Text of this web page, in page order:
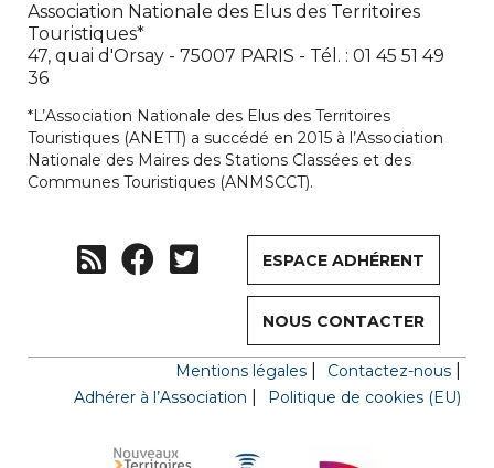
Association Nationale des Elus des Territoires
Touristiques*
47, quai d'Orsay - 75007 PARIS - Tél. : 01 45 51 49
36
*L’Association Nationale des Elus des Territoires
Touristiques (ANETT) a succédé en 2015 à l’Association
Nationale des Maires des Stations Classées et des
Communes Touristiques (ANMSCCT).
ESPACE ADHÉRENT
NOUS CONTACTER
Mentions légales
Contactez-nous
Adhérer à l’Association
Politique de cookies (EU)